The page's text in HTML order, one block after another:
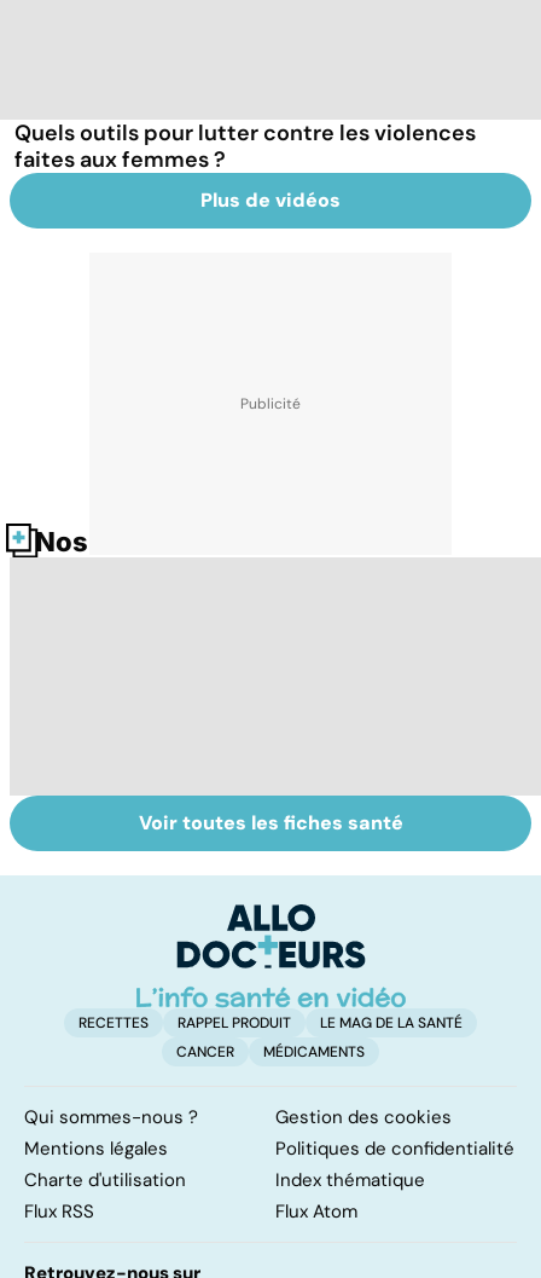
Quels outils pour lutter contre les violences
faites aux femmes ?
Plus de vidéos
Nos fiches santé
Violences
sexuelles :
Tout savoir sur
les infections
Voir toutes les fiches santé
RECETTES RAPPEL PRODUIT
LE MAG DE LA SANTÉ
CANCER
MÉDICAMENTS
Qui sommes-nous ?
Gestion des cookies
Mentions légales
Politiques de confidentialité
Charte d'utilisation
Index thématique
Flux RSS
Flux Atom